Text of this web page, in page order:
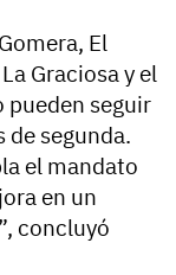
El
Graciosa y el
pueden seguir
segunda.
el mandato
en un
concluyó